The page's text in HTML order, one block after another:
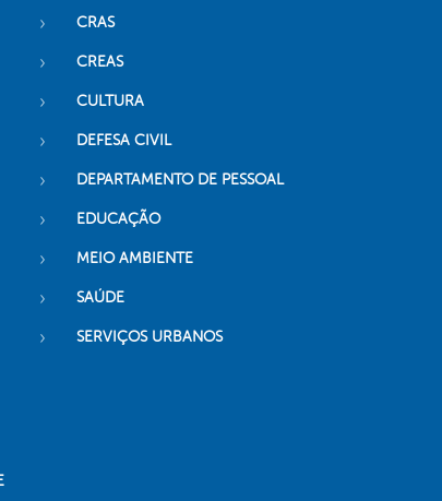
CRAS
CREAS
CULTURA
DEFESA CIVIL
DEPARTAMENTO DE PESSOAL
EDUCAÇÃO
MEIO AMBIENTE
SAÚDE
SERVIÇOS URBANOS